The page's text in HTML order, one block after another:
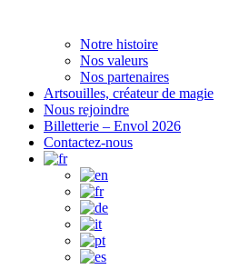
Notre histoire
Nos valeurs
Nos partenaires
Artsouilles, créateur de magie
Nous rejoindre
Billetterie – Envol 2026
Contactez-nous